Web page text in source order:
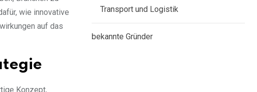
wie innovative
auf das
Konzept,
Transport und Logistik
bekannte Gründer